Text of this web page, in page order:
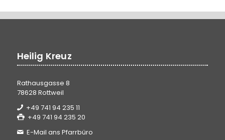
Heilig Kreuz
Rathausgasse 8
78628 Rottweil
+49 741 94 235 11
+49 741 94 235 20
E-Mail ans Pfarrbüro